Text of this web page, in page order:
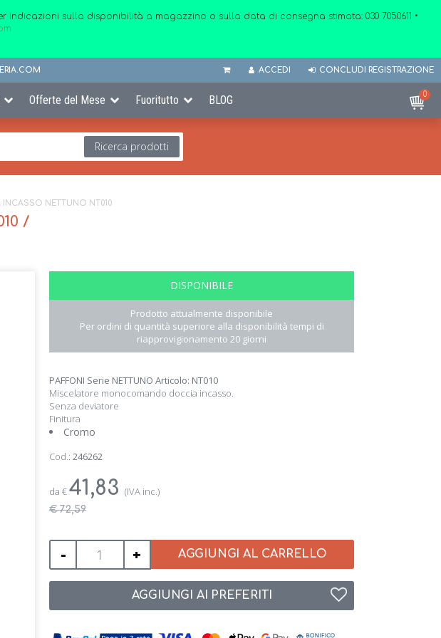
indicazioni sulla disponibilità a magazzino o sulla data di consegna stimata: 030 7050611 •
ACCEDI CONCLUDI REGISTRAZIONE
Offerte del Mese Fuoritutto BLOG 0
Ricerca prodotti
NETTUNO NT010
/
DISPONIBILE
Prodotto attualmente disponibile
Per ordini di quantità superiore alla disponibilità tempi di
riapprovigionamento 20 giorni
PAFFONI Serie NETTUNO Articolo: NT010
Miscelatore monocomando doccia incasso.
Senza deviatore
Finitura
Cromo
Cod.: 246262
da €41,83 (IVA inc.)
€ 72,59
- + AGGIUNGI AL CARRELLO
AGGIUNGI AI PREFERITI